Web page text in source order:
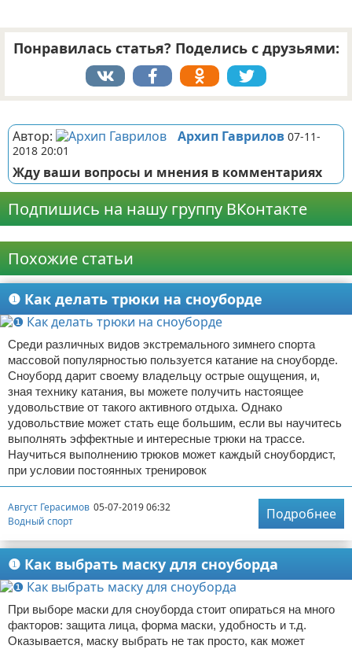
Понравилась статья? Поделись с друзьями:
Автор: Архип Гаврилов 07-11-
2018 20:01
Жду ваши вопросы и мнения в комментариях
Подпишись на нашу группу ВКонтакте
Похожие статьи
❶ Как делать трюки на сноуборде
Среди различных видов экстремального зимнего спорта
массовой популярностью пользуется катание на сноуборде.
Сноуборд дарит своему владельцу острые ощущения, и,
зная технику катания, вы можете получить настоящее
удовольствие от такого активного отдыха. Однако
удовольствие может стать еще большим, если вы научитесь
выполнять эффектные и интересные трюки на трассе.
Научиться выполнению трюков может каждый сноубордист,
при условии постоянных тренировок
Август Герасимов 05-07-2019 06:32
Водный спорт
Подробнее
❶ Как выбрать маску для сноуборда
При выборе маски для сноуборда стоит опираться на много
факторов: защита лица, форма маски, удобность и т.д.
Оказывается, маску выбрать не так просто, как может